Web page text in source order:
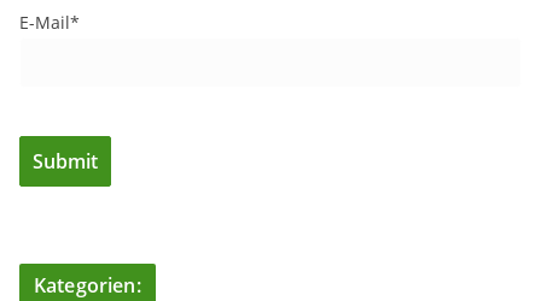
E-Mail*
Kategorien: